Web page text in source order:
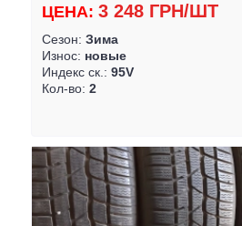
ЦЕНА: 3 248 ГРН/ШТ
Сезон: Зима
Износ: новые
Индекс ск.: 95V
Кол-во: 2